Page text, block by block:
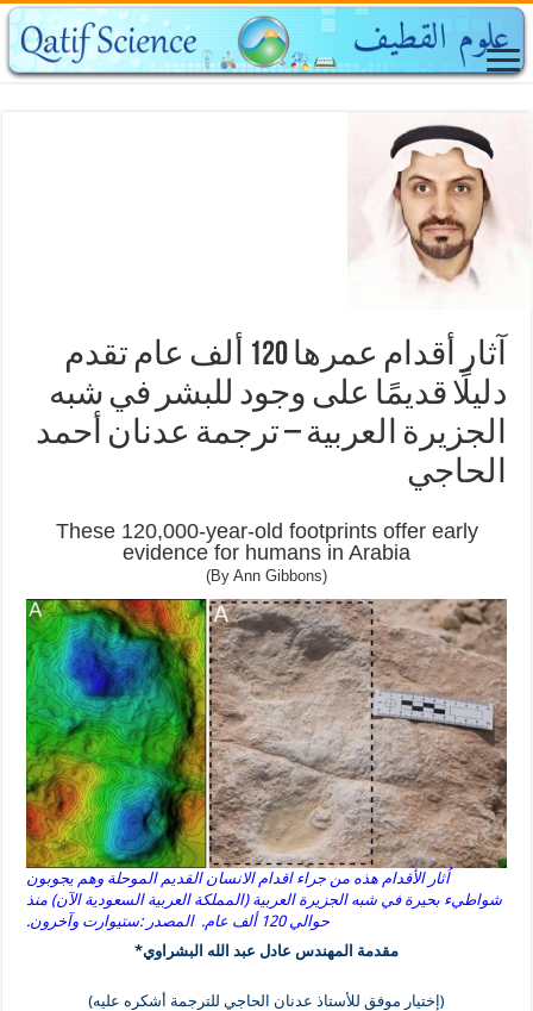
آثار أقدام عمرها 120 ألف عام تقدم
دليلًا قديمًا على وجود للبشر في شبه
الجزيرة العربية – ترجمة عدنان أحمد
الحاجي
These 120,000-year-old footprints offer early
evidence for humans in Arabia
(By Ann Gibbons)
اُثار الأقدام هذه من جراء اقدام الانسان القديم الموحلة وهم يجوبون
شواطيء بحيرة في شبه الجزيرة العربية (المملكة العربية السعودية الآن) منذ
حوالي 120 ألف عام. المصدر :ستيوارت وآخرون.
مقدمة المهندس عادل عبد الله البشراوي*
(إختيار موفق للأستاذ عدنان الحاجي للترجمة أشكره عليه‎)